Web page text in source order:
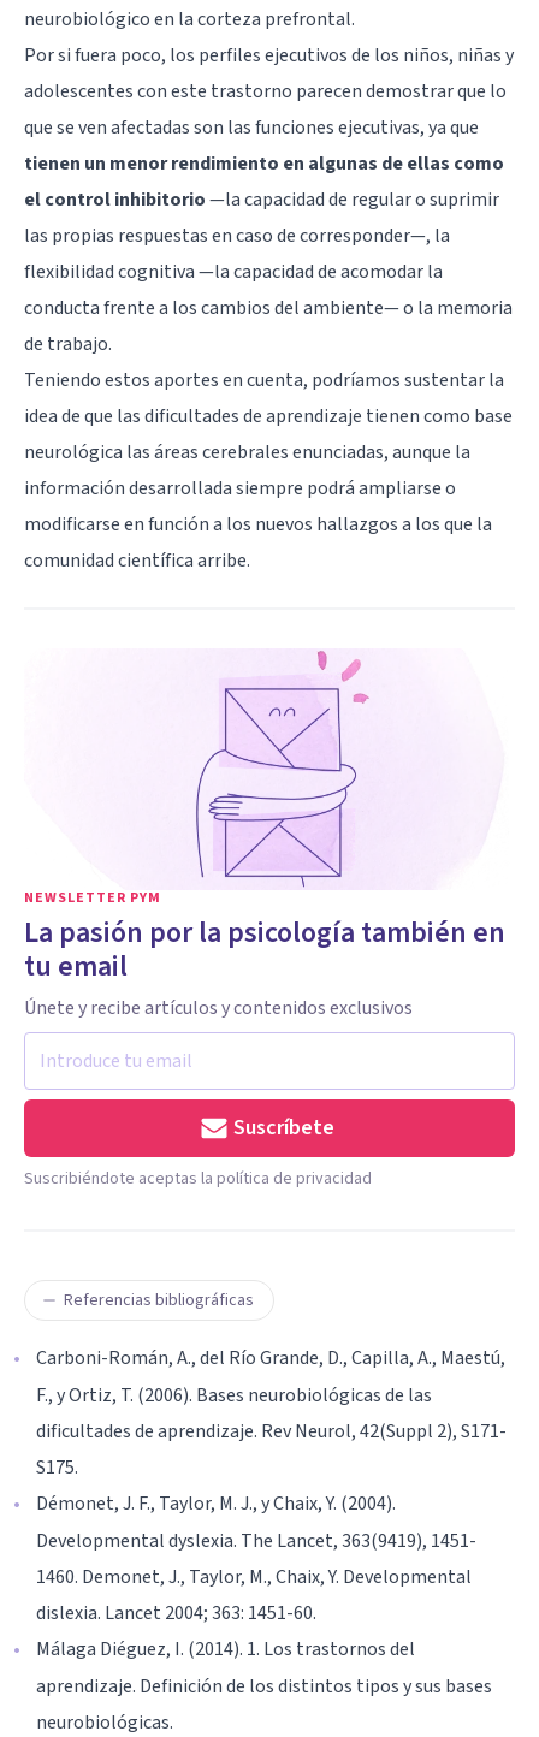
neurobiológico en la corteza prefrontal.
Por si fuera poco, los perfiles ejecutivos de los niños, niñas y
adolescentes con este trastorno parecen demostrar que lo
que se ven afectadas son las funciones ejecutivas, ya que
tienen un menor rendimiento en algunas de ellas como
el control inhibitorio—la capacidad de regular o suprimir
las propias respuestas en caso de corresponder—, la
flexibilidad cognitiva —la capacidad de acomodar la
conducta frente a los cambios del ambiente— o la memoria
de trabajo.
Teniendo estos aportes en cuenta, podríamos sustentar la
idea de que las dificultades de aprendizaje tienen como base
neurológica las áreas cerebrales enunciadas, aunque la
información desarrollada siempre podrá ampliarse o
modificarse en función a los nuevos hallazgos a los que la
comunidad científica arribe.
NEWSLETTER PYM
La pasión por la psicología también en
tu email
Únete y recibe artículos y contenidos exclusivos
Suscríbete
Suscribiéndote aceptas la política de privacidad
Referencias bibliográficas
Carboni-Román, A., del Río Grande, D., Capilla, A., Maestú,
F., y Ortiz, T. (2006). Bases neurobiológicas de las
dificultades de aprendizaje. Rev Neurol, 42(Suppl 2), S171-
S175.
Démonet, J. F., Taylor, M. J., y Chaix, Y. (2004).
Developmental dyslexia. The Lancet, 363(9419), 1451-
1460. Demonet, J., Taylor, M., Chaix, Y. Developmental
dislexia. Lancet 2004; 363: 1451-60.
Málaga Diéguez, I. (2014). 1. Los trastornos del
aprendizaje. Definición de los distintos tipos y sus bases
neurobiológicas.